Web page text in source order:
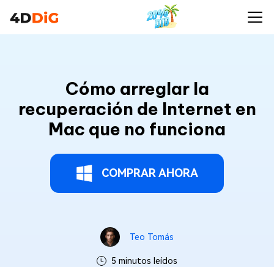
Cómo arreglar la
recuperación de Internet en
Mac que no funciona
COMPRAR AHORA
Teo Tomás
5 minutos leídos